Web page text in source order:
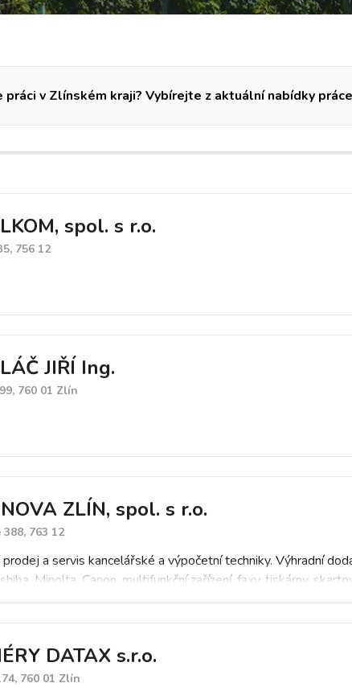
práci v Zlínském kraji? Vybírejte z aktuální nabídky
spol. s r.o.
756 12
JIŘÍ Ing.
760 01 Zlín
ZLÍN, spol. s r.o.
763 12
prodej a servis kancelářské a výpočetní techniky. Výhradní
Minolta, Canon, multifunkční zařízení, faxy, tiskárny,
DATAX s.r.o.
760 01 Zlín